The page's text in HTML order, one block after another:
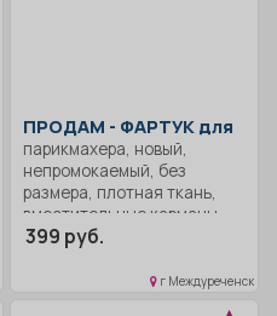
ПРОДАМ - ФАРТУК для
парикмахера, новый,
непромокаемый, без
размера, плотная ткань,
вместительные карманы.
399 руб.
г Междуреченск